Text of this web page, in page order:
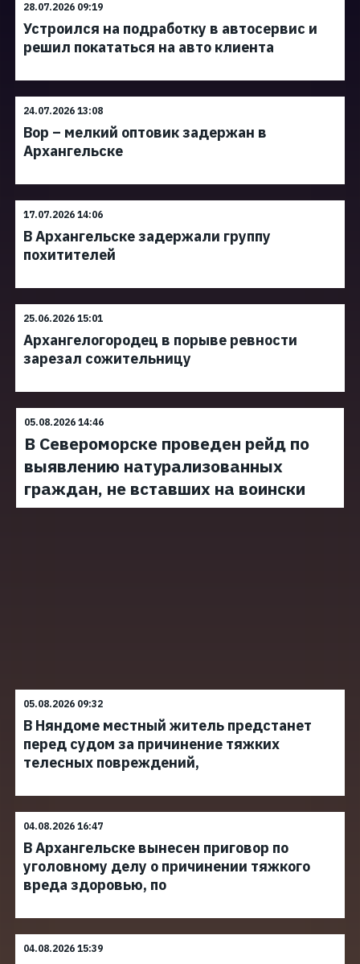
28.07.2026 09:19
Устроился на подработку в автосервис и
решил покататься на авто клиента
24.07.2026 13:08
Вор – мелкий оптовик задержан в
Архангельске
17.07.2026 14:06
В Архангельске задержали группу
похитителей
25.06.2026 15:01
Архангелогородец в порыве ревности
зарезал сожительницу
05.08.2026 14:46
В Североморске проведен рейд по
выявлению натурализованных
граждан, не вставших на воински
05.08.2026 09:32
В Няндоме местный житель предстанет
перед судом за причинение тяжких
телесных повреждений,
04.08.2026 16:47
В Архангельске вынесен приговор по
уголовному делу о причинении тяжкого
вреда здоровью, по
04.08.2026 15:39